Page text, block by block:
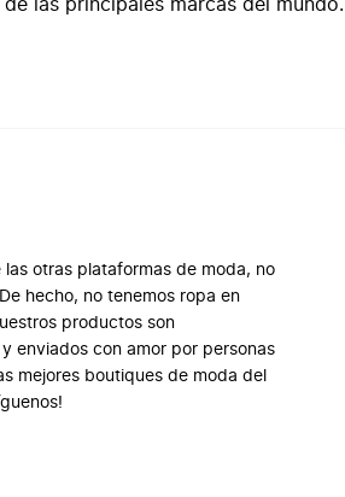
las principales marcas del mundo.
otras plataformas de moda, no
hecho, no tenemos ropa en
productos son
enviados con amor por personas
mejores boutiques de moda del